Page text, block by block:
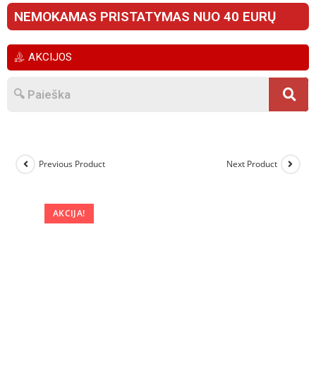
NEMOKAMAS PRISTATYMAS NUO 40 EURŲ
AKCIJOS
AKCIJA!
Previous Product Next Product